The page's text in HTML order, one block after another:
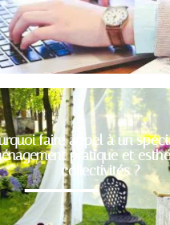
faire appel à un
pratique et
collectivités ?